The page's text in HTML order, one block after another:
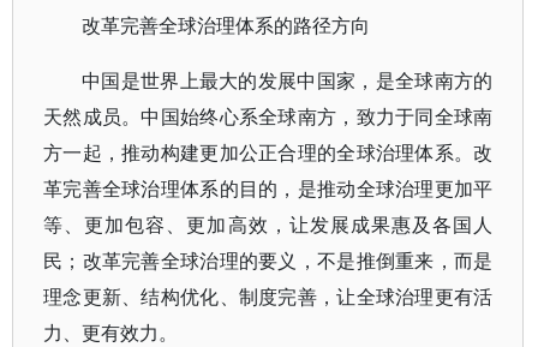
改革完善全球治理体系的路径方向
中国是世界上最大的发展中国家，是全球南方的
天然成员。中国始终心系全球南方，致力于同全球南
方一起，推动构建更加公正合理的全球治理体系。改
革完善全球治理体系的目的，是推动全球治理更加平
等、更加包容、更加高效，让发展成果惠及各国人
民；改革完善全球治理的要义，不是推倒重来，而是
理念更新、结构优化、制度完善，让全球治理更有活
力、更有效力。